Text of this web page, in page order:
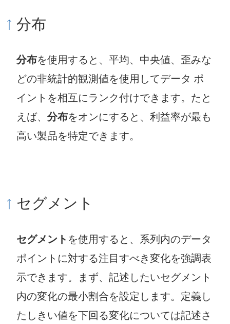
分布
分布を使用すると、平均、中央値、歪みな
どの非統計的観測値を使用してデータ ポ
イントを相互にランク付けできます。たと
えば、 分布をオンにすると、利益率が最も
高い製品を特定できます。
セグメント
セグメント を使用すると、系列内のデータ
ポイントに対する注目すべき変化を強調表
示できます。まず、記述したいセグメント
内の変化の最小割合を設定します。定義し
たしきい値を下回る変化については記述さ